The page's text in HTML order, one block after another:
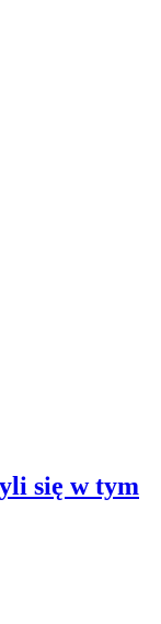
się w tym